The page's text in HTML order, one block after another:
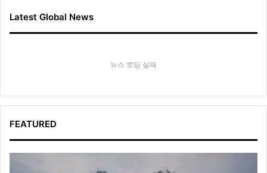
Latest Global News
뉴스 로딩 실패
FEATURED